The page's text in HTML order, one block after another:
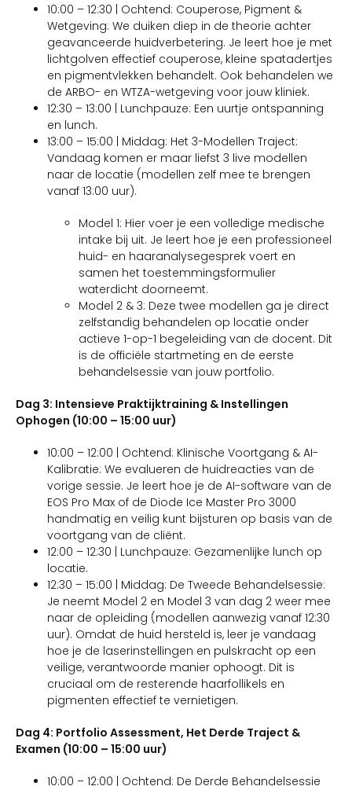
10:00 – 12:30 | Ochtend: Couperose, Pigment &
Wetgeving: We duiken diep in de theorie achter
geavanceerde huidverbetering. Je leert hoe je met
lichtgolven effectief couperose, kleine spatadertjes
en pigmentvlekken behandelt. Ook behandelen we
de ARBO- en WTZA-wetgeving voor jouw kliniek.
12:30 – 13:00 | Lunchpauze: Een uurtje ontspanning
en lunch.
13:00 – 15:00 | Middag: Het 3-Modellen Traject:
Vandaag komen er maar liefst 3 live modellen
naar de locatie (modellen zelf mee te brengen
vanaf 13:00 uur).
Model 1: Hier voer je een volledige medische
intake bij uit. Je leert hoe je een professioneel
huid- en haaranalysegesprek voert en
samen het toestemmingsformulier
waterdicht doorneemt.
Model 2 & 3: Deze twee modellen ga je direct
zelfstandig behandelen op locatie onder
actieve 1-op-1 begeleiding van de docent. Dit
is de officiële startmeting en de eerste
behandelsessie van jouw portfolio.
Dag 3: Intensieve Praktijktraining & Instellingen
Ophogen (10:00 – 15:00 uur)
10:00 – 12:00 | Ochtend: Klinische Voortgang & AI-
Kalibratie: We evalueren de huidreacties van de
vorige sessie. Je leert hoe je de AI-software van de
EOS Pro Max of de Diode Ice Master Pro 3000
handmatig en veilig kunt bijsturen op basis van de
voortgang van de cliënt.
12:00 – 12:30 | Lunchpauze: Gezamenlijke lunch op
locatie.
12:30 – 15:00 | Middag: De Tweede Behandelsessie:
Je neemt Model 2 en Model 3 van dag 2 weer mee
naar de opleiding (modellen aanwezig vanaf 12:30
uur). Omdat de huid hersteld is, leer je vandaag
hoe je de laserinstellingen en pulskracht op een
veilige, verantwoorde manier ophoogt. Dit is
cruciaal om de resterende haarfollikels en
pigmenten effectief te vernietigen.
Dag 4: Portfolio Assessment, Het Derde Traject &
Examen (10:00 – 15:00 uur)
10:00 – 12:00 | Ochtend: De Derde Behandelsessie